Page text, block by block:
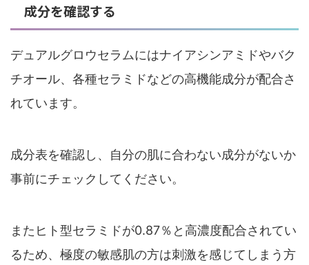
成分を確認する
デュアルグロウセラムにはナイアシンアミドやバク
チオール、各種セラミドなどの高機能成分が配合さ
れています。
成分表を確認し、自分の肌に合わない成分がないか
事前にチェックしてください。
またヒト型セラミドが0.87％と高濃度配合されてい
るため、極度の敏感肌の方は刺激を感じてしまう方